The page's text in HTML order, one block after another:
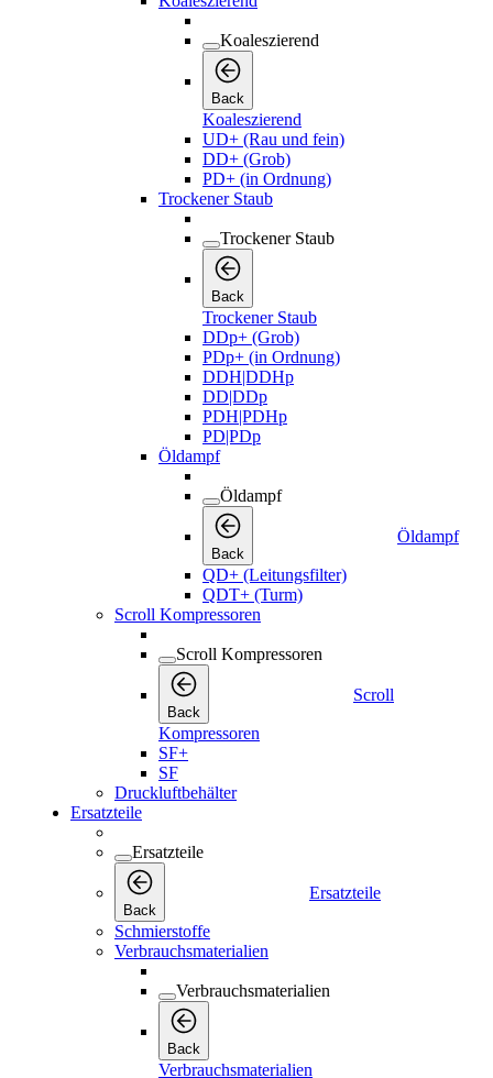
Koaleszierend
Back
Koaleszierend
UD+ (Rau und fein)
DD+ (Grob)
PD+ (in Ordnung)
Trockener Staub
Trockener Staub
Back
Trockener Staub
DDp+ (Grob)
PDp+ (in Ordnung)
DDH|DDHp
DD|DDp
PDH|PDHp
PD|PDp
Öldampf
Öldampf
Back
Öldampf
QD+ (Leitungsfilter)
QDT+ (Turm)
Scroll Kompressoren
Scroll Kompressoren
Back
Scroll
Kompressoren
SF+
SF
Druckluftbehälter
Ersatzteile
Ersatzteile
Back
Ersatzteile
Schmierstoffe
Verbrauchsmaterialien
Verbrauchsmaterialien
Back
Verbrauchsmaterialien